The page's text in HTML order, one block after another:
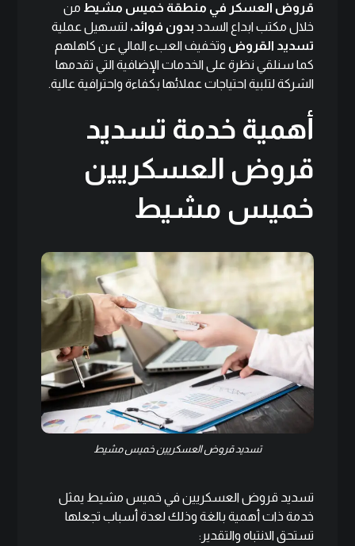
قروض العسكر في منطقة خميس مشيط من
خلال مكتب ابداع السدد بدون فوائد، لتسهيل عملية
تسديد القروض وتخفيف العبء المالي عن كاهلهم
كما سنلقي نظرة على الخدمات الإضافية التي تقدمها
الشركة لتلبية احتياجات عملائها بكفاءة واحترافية عالية.
أهمية خدمة تسديد
قروض العسكريين
خميس مشيط
تسديد قروض العسكريين خميس مشيط
تسديد قروض العسكريين في خميس مشيط يمثل
خدمة ذات أهمية بالغة وذلك لعدة أسباب تجعلها
تستحق الانتباه والتقدير: